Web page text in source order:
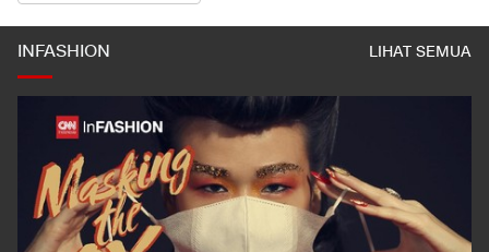
INFASHION LIHAT SEMUA